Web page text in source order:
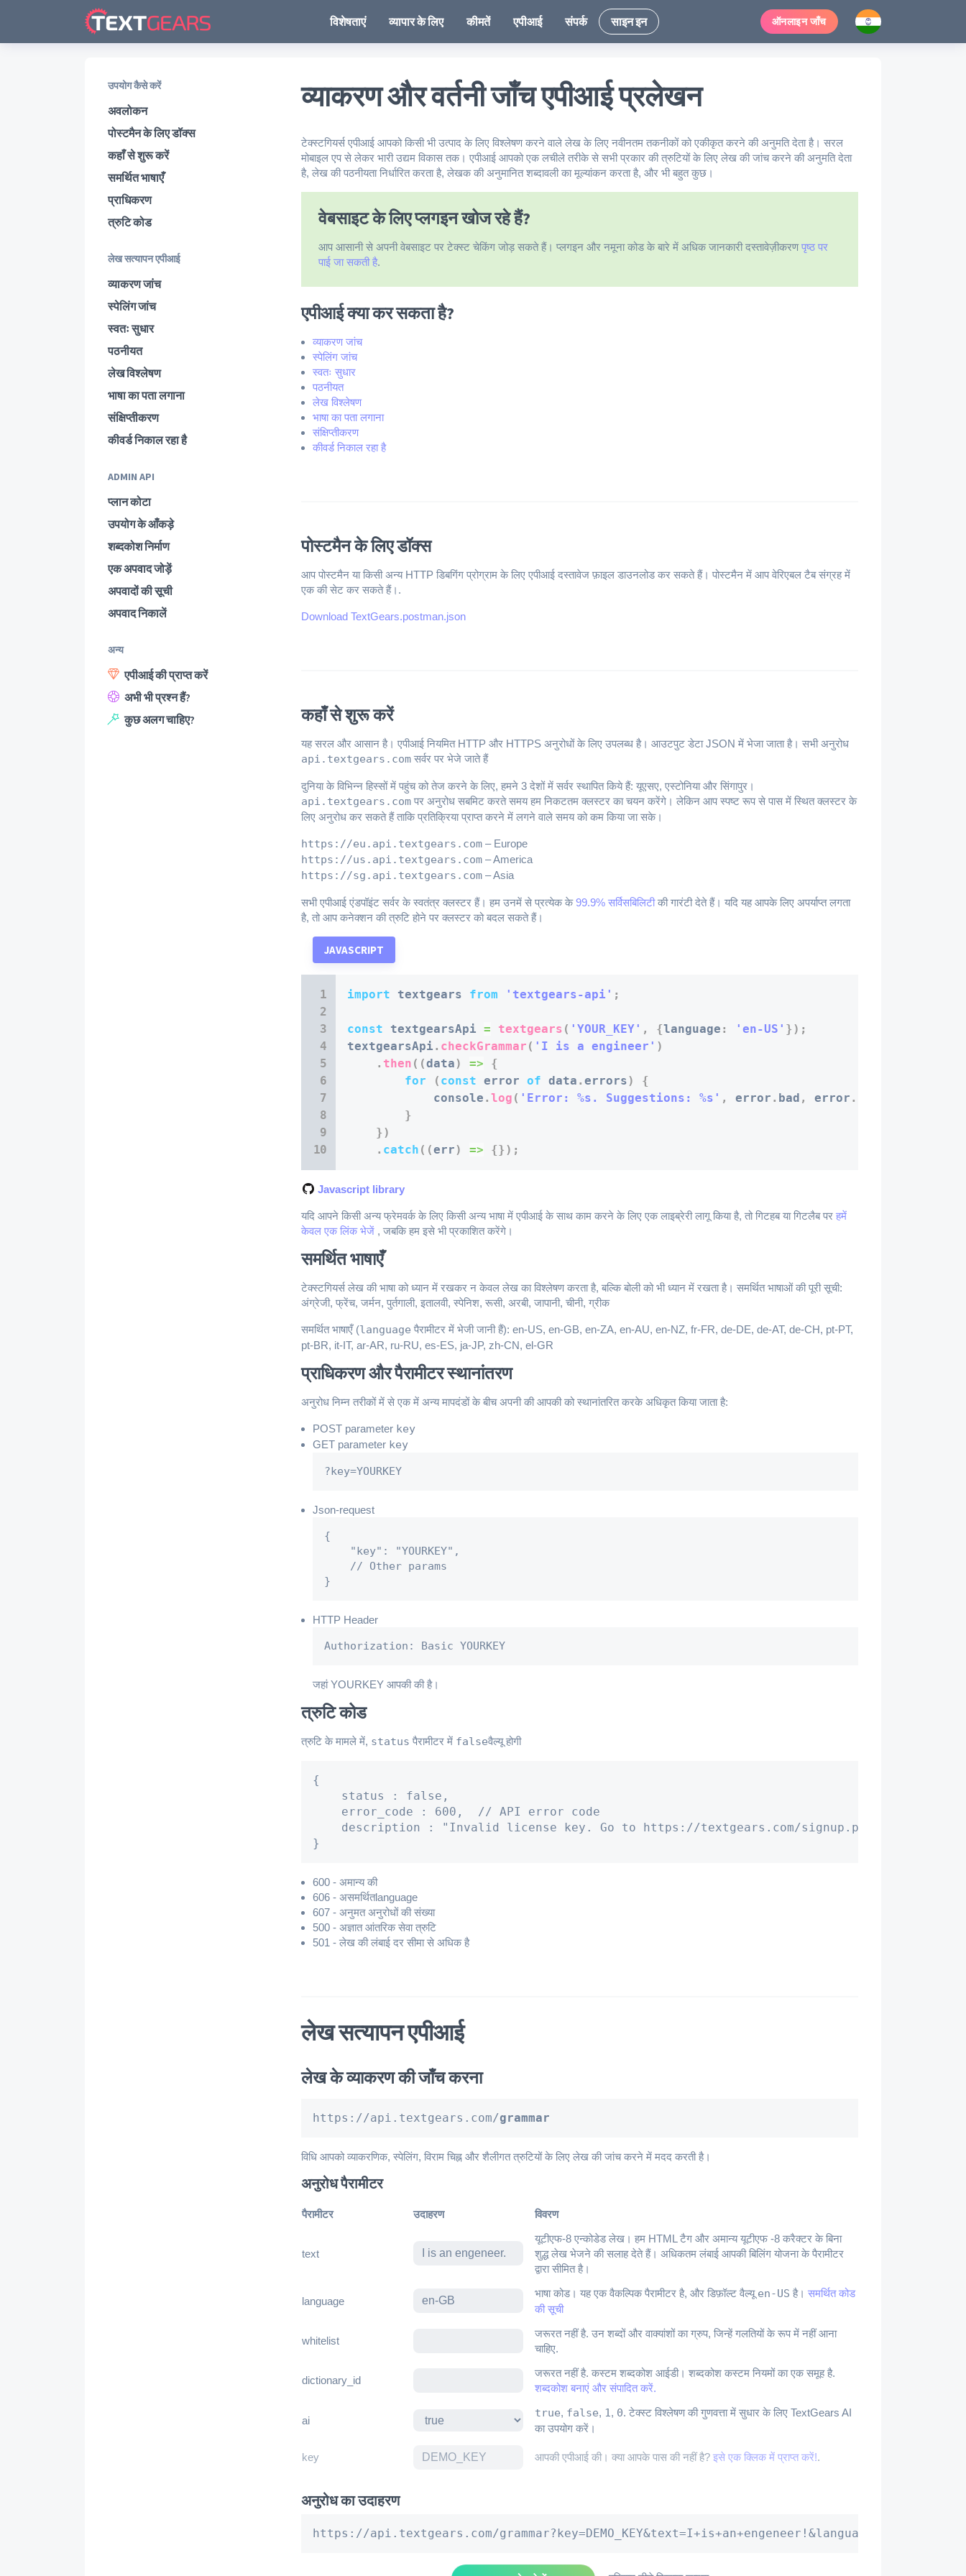
विशेषताएं व्यापार के लिए कीमतें एपीआई संपर्क साइन इन ऑनलाइन जाँच
उपयोग कैसे करें
अवलोकन
पोस्टमैन के लिए डॉक्स
कहाँ से शुरू करें
समर्थित भाषाएँ
प्राधिकरण
त्रुटि कोड
लेख सत्यापन एपीआई
व्याकरण जांच
स्पेलिंग जांच
स्वतः सुधार
पठनीयत
लेख विश्लेषण
भाषा का पता लगाना
संक्षिप्तीकरण
कीवर्ड निकाल रहा है
ADMIN API
प्लान कोटा
उपयोग के आँकड़े
शब्दकोश निर्माण
एक अपवाद जोड़ें
अपवादों की सूची
अपवाद निकालें
अन्य
एपीआई की प्राप्त करें
अभी भी प्रश्न हैं?
कुछ अलग चाहिए?
व्याकरण और वर्तनी जाँच एपीआई प्रलेखन
टेक्स्टगियर्स एपीआई आपको किसी भी उत्पाद के लिए विश्लेषण करने वाले लेख के लिए नवीनतम तकनीकों को एकीकृत करने की अनुमति देता है। सरल
मोबाइल एप से लेकर भारी उद्यम विकास तक। एपीआई आपको एक लचीले तरीके से सभी प्रकार की त्रुटियों के लिए लेख की जांच करने की अनुमति देता
है, लेख की पठनीयता निर्धारित करता है, लेखक की अनुमानित शब्दावली का मूल्यांकन करता है, और भी बहुत कुछ।
वेबसाइट के लिए प्लगइन खोज रहे हैं?
आप आसानी से अपनी वेबसाइट पर टेक्स्ट चेकिंग जोड़ सकते हैं। प्लगइन और नमूना कोड के बारे में अधिक जानकारी दस्तावेज़ीकरणपृष्ठ पर
पाई जा सकती है.
एपीआई क्या कर सकता है?
व्याकरण जांच
स्पेलिंग जांच
स्वतः सुधार
पठनीयत
लेख विश्लेषण
भाषा का पता लगाना
संक्षिप्तीकरण
कीवर्ड निकाल रहा है
पोस्टमैन के लिए डॉक्स
आप पोस्टमैन या किसी अन्य HTTP डिबगिंग प्रोग्राम के लिए एपीआई दस्तावेज फ़ाइल डाउनलोड कर सकते हैं। पोस्टमैन में आप वेरिएबल टैब संग्रह में
एक की सेट कर सकते हैं।.
Download TextGears.postman.json
कहाँ से शुरू करें
यह सरल और आसान है। एपीआई नियमित HTTP और HTTPS अनुरोधों के लिए उपलब्ध है। आउटपुट डेटा JSON में भेजा जाता है। सभी अनुरोध
api.textgears.com सर्वर पर भेजे जाते हैं
दुनिया के विभिन्न हिस्सों में पहुंच को तेज करने के लिए, हमने 3 देशों में सर्वर स्थापित किये हैं: यूएसए, एस्टोनिया और सिंगापुर।
api.textgears.com पर अनुरोध सबमिट करते समय हम निकटतम क्लस्टर का चयन करेंगे। लेकिन आप स्पष्ट रूप से पास में स्थित क्लस्टर के
लिए अनुरोध कर सकते हैं ताकि प्रतिक्रिया प्राप्त करने में लगने वाले समय को कम किया जा सके।
https://eu.api.textgears.com – Europe
https://us.api.textgears.com – America
https://sg.api.textgears.com – Asia
सभी एपीआई एंडपॉइंट सर्वर के स्वतंत्र क्लस्टर हैं। हम उनमें से प्रत्येक के99.9% सर्विसबिलिटीकी गारंटी देते हैं। यदि यह आपके लिए अपर्याप्त लगता
है, तो आप कनेक्शन की त्रुटि होने पर क्लस्टर को बदल सकते हैं।
JAVASCRIPT
import textgears from 'textgears-api' ;
const textgearsApi = textgears ( 'YOUR_KEY' , {language : 'en-US' }) ;
textgearsApi . checkGrammar ( 'I is a engineer' )
. then ( (data) =>
{
for
( const error of data . errors)
{
            console
. log ( 'Error: %s. Suggestions: %s' , error . bad , error .
}
})
. catch ( (err) => {}) ;
Javascript library
यदि आपने किसी अन्य फ्रेमवर्क के लिए किसी अन्य भाषा में एपीआई के साथ काम करने के लिए एक लाइब्रेरी लागू किया है, तो गिटहब या गिटलैब पर हमें
केवल एक लिंक भेजें , जबकि हम इसे भी प्रकाशित करेंगे।
समर्थित भाषाएँ
टेक्स्टगियर्स लेख की भाषा को ध्यान में रखकर न केवल लेख का विश्लेषण करता है, बल्कि बोली को भी ध्यान में रखता है। समर्थित भाषाओं की पूरी सूची:
अंग्रेजी, फ्रेंच, जर्मन, पुर्तगाली, इतालवी, स्पेनिश, रूसी, अरबी, जापानी, चीनी, ग्रीक
समर्थित भाषाएँ (language पैरामीटर में भेजी जानी हैं): en-US, en-GB, en-ZA, en-AU, en-NZ, fr-FR, de-DE, de-AT, de-CH, pt-PT,
pt-BR, it-IT, ar-AR, ru-RU, es-ES, ja-JP, zh-CN, el-GR
प्राधिकरण और पैरामीटर स्थानांतरण
अनुरोध निम्न तरीकों में से एक में अन्य मापदंडों के बीच अपनी की आपकी को स्थानांतरित करके अधिकृत किया जाता है:
POST parameter key
GET parameter key
?key=YOURKEY
Json-request
{
    "key": "YOURKEY",
    // Other params
}
HTTP Header
Authorization: Basic YOURKEY
जहां YOURKEY आपकी की है।
त्रुटि कोड
त्रुटि के मामले में, status पैरामीटर में falseवैल्यू होगी
{
    status : false,
    error_code : 600,  // API error code
    description : "Invalid license key. Go to https://textgears.com/signup.php to get one"
}
600 - अमान्य की
606 - असमर्थितlanguage
607 - अनुमत अनुरोधों की संख्या
500 - अज्ञात आंतरिक सेवा त्रुटि
501 - लेख की लंबाई दर सीमा से अधिक है
लेख सत्यापन एपीआई
लेख के व्याकरण की जाँच करना
https://api.textgears.com/grammar
विधि आपको व्याकरणिक, स्पेलिंग, विराम चिह्न और शैलीगत त्रुटियों के लिए लेख की जांच करने में मदद करती है।
अनुरोध पैरामीटर
पैरामीटर उदाहरण विवरण
text
यूटीएफ-8 एन्कोडेड लेख। हम HTML टैग और अमान्य यूटीएफ -8 करैक्टर के बिना
शुद्ध लेख भेजने की सलाह देते हैं। अधिकतम लंबाई आपकी बिलिंग योजना के पैरामीटर
द्वारा सीमित है।
language
भाषा कोड। यह एक वैकल्पिक पैरामीटर है, और डिफ़ॉल्ट वैल्यू en-US है। समर्थित कोड
की सूची
whitelist
जरूरत नहीं है. उन शब्दों और वाक्यांशों का ग्रुप, जिन्हें गलतियों के रूप में नहीं आना
चाहिए.
dictionary_id
जरूरत नहीं है. कस्टम शब्दकोश आईडी। शब्दकोश कस्टम नियमों का एक समूह है.
शब्दकोश बनाएं और संपादित करें.
ai
true, false, 1, 0. टेक्स्ट विश्लेषण की गुणवत्ता में सुधार के लिए TextGears AI
का उपयोग करें।
key आपकी एपीआई की। क्या आपके पास की नहीं है? इसे एक क्लिक में प्राप्त करें!.
अनुरोध का उदाहरण
https://api.textgears.com/grammar?key=DEMO_KEY&text=I+is+an+engeneer!&language=en-GB